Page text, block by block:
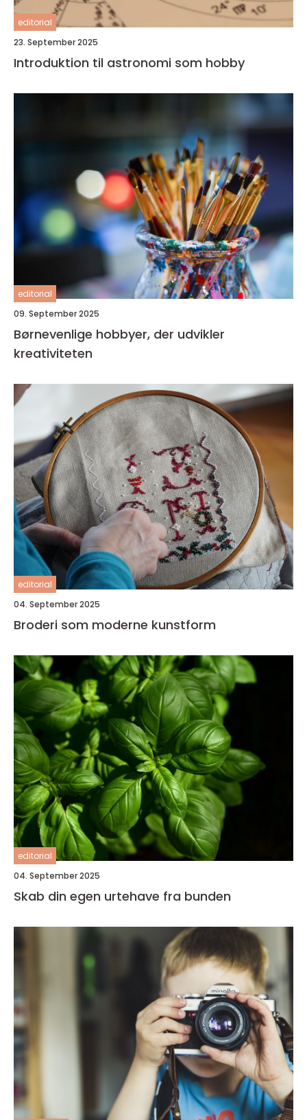
editorial
23. September 2025
Introduktion til astronomi som hobby
editorial
09. September 2025
Børnevenlige hobbyer, der udvikler
kreativiteten
editorial
04. September 2025
Broderi som moderne kunstform
editorial
04. September 2025
Skab din egen urtehave fra bunden